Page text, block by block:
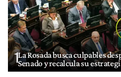
1La Rosada busca culpables
Senado y recalcula su